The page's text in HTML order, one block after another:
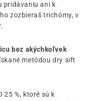
pridávaniu ani k
zozbieraš trichómy, v
bez akýchkoľvek
metódou dry sift
25 %, ktoré sú k